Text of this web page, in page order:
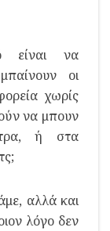
είναι να
οι
χωρίς
να μπουν
ή στα
αλλά και
λόγο δεν